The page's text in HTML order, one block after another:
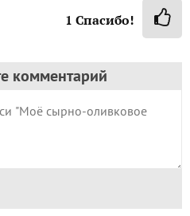
1 Спасибо!
комментарий